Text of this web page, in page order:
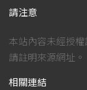
請注意
本站內容未經授
請註明來源網址。
相關連結